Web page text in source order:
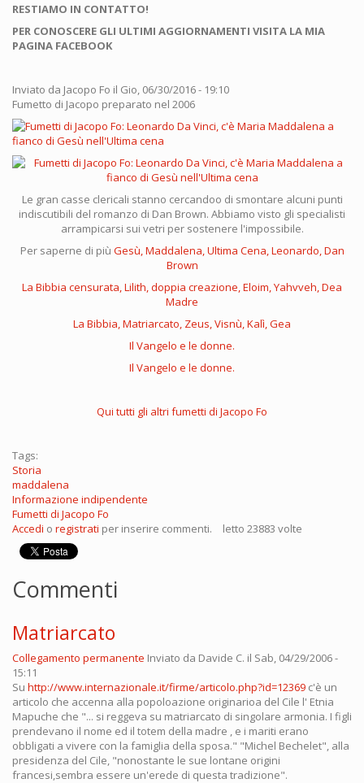
RESTIAMO IN CONTATTO!
PER CONOSCERE GLI ULTIMI AGGIORNAMENTI VISITA LA MIA
PAGINA FACEBOOK
Inviato da Jacopo Fo il Gio, 06/30/2016 - 19:10
Fumetto di Jacopo preparato nel 2006
Le gran casse clericali stanno cercandoo di smontare alcuni punti
indiscutibili del romanzo di Dan Brown. Abbiamo visto gli specialisti
arrampicarsi sui vetri per sostenere l'impossibile.
Per saperne di più Gesù, Maddalena, Ultima Cena, Leonardo, Dan
Brown
La Bibbia censurata, Lilith, doppia creazione, Eloim, Yahvveh, Dea
Madre
La Bibbia, Matriarcato, Zeus, Visnù, Kalì, Gea
Il Vangelo e le donne.
Il Vangelo e le donne.
Qui tutti gli altri fumetti di Jacopo Fo
Tags:
Storia
maddalena
Informazione indipendente
Fumetti di Jacopo Fo
Accedi o registrati per inserire commenti. letto 23883 volte
Commenti
Matriarcato
Collegamento permanente Inviato da Davide C. il Sab, 04/29/2006 -
15:11
Su http://www.internazionale.it/firme/articolo.php?id=12369 c'è un
articolo che accenna alla popoloazione originarioa del Cile l' Etnia
Mapuche che "... si reggeva su matriarcato di singolare armonia. I figli
prendevano il nome ed il totem della madre , e i mariti erano
obbligati a vivere con la famiglia della sposa." "Michel Bechelet", alla
presidenza del Cile, "nonostante le sue lontane origini
francesi,sembra essere un'erede di questa tradizione".